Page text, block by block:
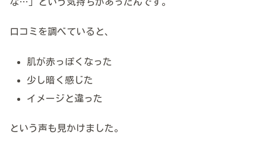
口コミを調べていると、
肌が赤っぽくなった
少し暗く感じた
イメージと違った
という声も見かけました。